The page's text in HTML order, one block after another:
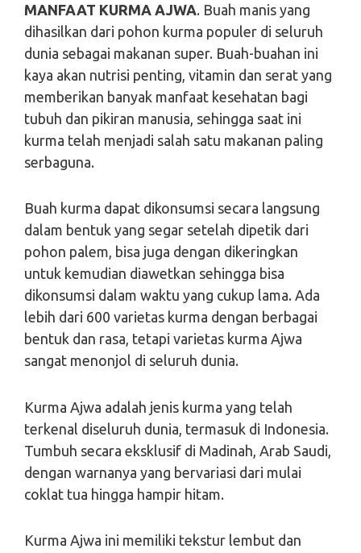
MANFAAT KURMA AJWA. Buah manis yang
dihasilkan dari pohon kurma populer di seluruh
dunia sebagai makanan super. Buah-buahan ini
kaya akan nutrisi penting, vitamin dan serat yang
memberikan banyak manfaat kesehatan bagi
tubuh dan pikiran manusia, sehingga saat ini
kurma telah menjadi salah satu makanan paling
serbaguna.
Buah kurma dapat dikonsumsi secara langsung
dalam bentuk yang segar setelah dipetik dari
pohon palem, bisa juga dengan dikeringkan
untuk kemudian diawetkan sehingga bisa
dikonsumsi dalam waktu yang cukup lama. Ada
lebih dari 600 varietas kurma dengan berbagai
bentuk dan rasa, tetapi varietas kurma Ajwa
sangat menonjol di seluruh dunia.
Kurma Ajwa adalah jenis kurma yang telah
terkenal diseluruh dunia, termasuk di Indonesia.
Tumbuh secara eksklusif di Madinah, Arab Saudi,
dengan warnanya yang bervariasi dari mulai
coklat tua hingga hampir hitam.
Kurma Ajwa ini memiliki tekstur lembut dan